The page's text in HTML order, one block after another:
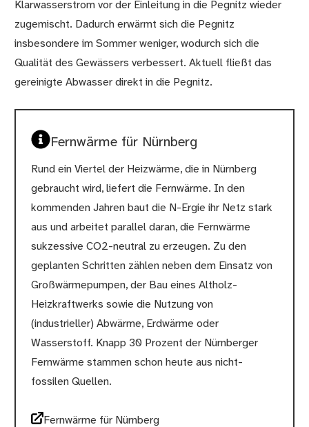
Klarwasserstrom vor der Einleitung in die Pegnitz wieder
zugemischt. Dadurch erwärmt sich die Pegnitz
insbesondere im Sommer weniger, wodurch sich die
Qualität des Gewässers verbessert. Aktuell fließt das
gereinigte Abwasser direkt in die Pegnitz.
Fernwärme für Nürnberg
Rund ein Viertel der Heizwärme, die in Nürnberg
gebraucht wird, liefert die Fernwärme. In den
kommenden Jahren baut die N-Ergie ihr Netz stark
aus und arbeitet parallel daran, die Fernwärme
sukzessive CO2-neutral zu erzeugen. Zu den
geplanten Schritten zählen neben dem Einsatz von
Großwärmepumpen, der Bau eines Altholz-
Heizkraftwerks sowie die Nutzung von
(industrieller) Abwärme, Erdwärme oder
Wasserstoff. Knapp 30 Prozent der Nürnberger
Fernwärme stammen schon heute aus nicht-
fossilen Quellen.
Fernwärme für Nürnberg